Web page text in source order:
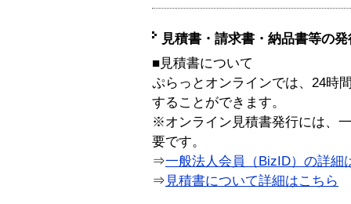
見積書・請求書・納品書等の
■見積書について
ぷらっとオンラインでは、24時
することができます。
※オンライン見積書発行には、
要です。
⇒一般法人会員（BizID）の詳細
⇒ 見積書について詳細はこちら